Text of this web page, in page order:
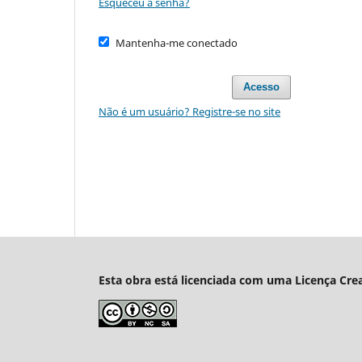
Mantenha-me conectado
Acesso
Não é um usuário? Registre-se no site
Esta obra está licenciada com uma Licença